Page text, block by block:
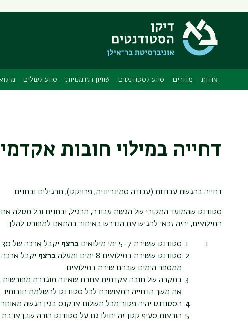
תפריט
משני
אודות מדורים סיוע לסטודנטים שוויון הזדמנויות סיוע לעולים
דחייה במילוי חובות
דחייה בהגשת עבודות (עבודה סמינריונית, פרויקט), תרגילים ובחנים
המילואים, יהיה זכאי להגיש את הנדרש באיחור בהתאם למפורט להלן:
סטודנט ששירת 5-7 ימי מילואים ברצף יקבל ארכה של 30 יום מיום סיום המילואים.
סטודנט ששירת במילואים 8 ימים ומעלה
ברצף
ממספר הימים שבהם שירת במילואים.
במקרה של חובה אקדמית אחרת שאינה מוגדרת מפורשות
את משך הדחייה המאושרת לכל סטודנט להשלמת חובותיו.
הסטודנט יהיה פטור מכל תשלום או קנס בגין הגשה
הוראות סעיף קטן זה יחולו גם על סטודנט הורה שבן או בת